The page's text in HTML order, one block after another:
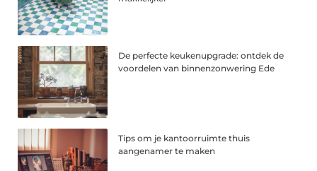
De perfecte keukenupgrade: ontdek de
voordelen van binnenzonwering Ede
Tips om je kantoorruimte thuis
aangenamer te maken